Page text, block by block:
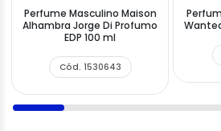
Perfume Masculino Maison
Alhambra Jorge Di Profumo
EDP 100 ml
Cód. 1530643